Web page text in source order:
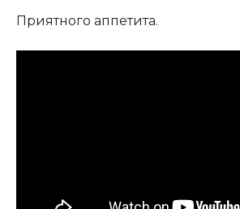
Приятного аппетита.